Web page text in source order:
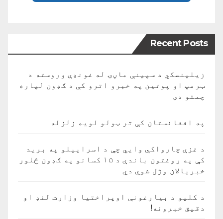
Recent Posts
زیلینسکي د سپینې ماڼۍ له غونډې وروسته د
ټرمپ او پوتین په خبرو اترو کې د ګډون لپاره
چمتو دی
په افغانستان کې تر ټولو لویه زلزله
د غزې چارواکي وايي چې د اسراییلو په برید
کې په روغتون باندې د ۱۵ کسانو په ګډون څلور
خبریالان وژل شوي دي
د کلیو د بیارغونې اوپراختیا وزارت لنډ او
دقیق خبرونه!